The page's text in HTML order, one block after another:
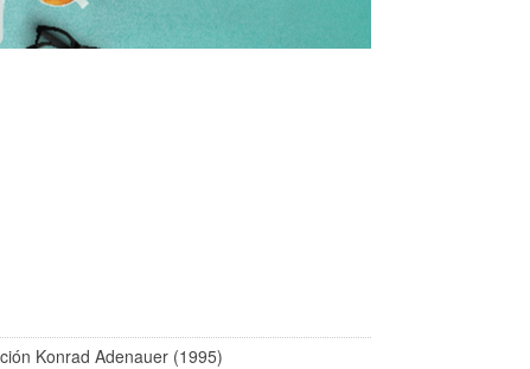
Konrad Adenauer (1995)